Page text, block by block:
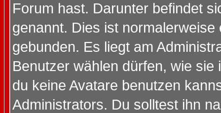
Forum hast. Darunter befindet
genannt. Dies ist
gebunden. Es liegt am
Benutzer wählen dürfen, wie
du keine Avatare benutzen
Administrators. Du solltest ihn